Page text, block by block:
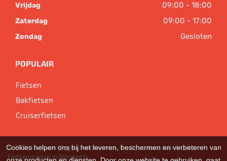
Vrijdag 09:00 - 18:00
Zaterdag 09:00 - 17:00
Zondag Gesloten
POPULAIR
Fietsen
Bakfietsen
Cruiserfietsen
© 2026 Bart van Megen tweewielers. Ondersteund doorSitePack ®
Fietsenwinkel in Nijmegen
Cookies helpen ons bij het leveren, beschermen en verbeteren van